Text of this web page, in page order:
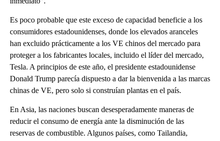
Es poco probable que este exceso de capacidad beneficie a los
consumidores estadounidenses, donde los elevados aranceles
han excluido prácticamente a los VE chinos del mercado para
proteger a los fabricantes locales, incluido el líder del mercado,
Tesla. A principios de este año, el presidente estadounidense
Donald Trump parecía dispuesto a dar la bienvenida a las marcas
chinas de VE, pero solo si construían plantas en el país.
En Asia, las naciones buscan desesperadamente maneras de
reducir el consumo de energía ante la disminución de las
reservas de combustible. Algunos países, como Tailandia,